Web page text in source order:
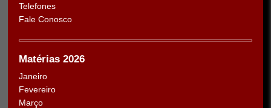
Telefones
Fale Conosco
Matérias 2026
Janeiro
Fevereiro
Março